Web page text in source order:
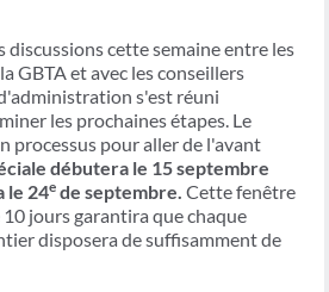
discussions cette semaine entre les
GBTA et avec les conseillers
s'est réuni
les prochaines étapes. Le
processus pour aller de l'avant
débutera le 15 septembre
le 24e de septembre. Cette fenêtre
jours garantira que chaque
disposera de suffisamment de